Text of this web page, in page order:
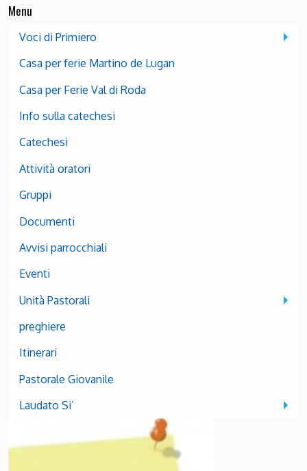
Menu
Voci di Primiero
Casa per ferie Martino de Lugan
Casa per Ferie Val di Roda
Info sulla catechesi
Catechesi
Attività oratori
Gruppi
Documenti
Avvisi parrocchiali
Eventi
Unità Pastorali
preghiere
Itinerari
Pastorale Giovanile
Laudato Si’